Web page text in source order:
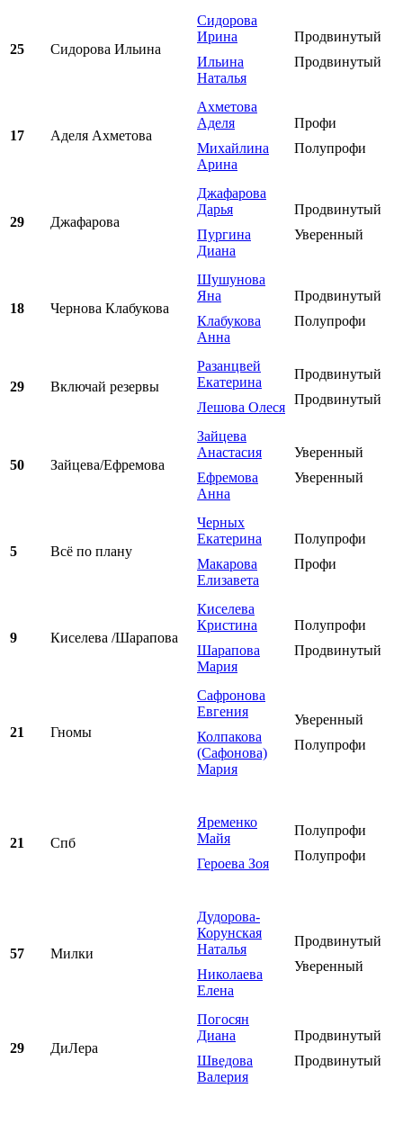
25 Сидорова Ильина
Сидорова
Ирина
Ильина
Наталья
Продвинутый
Продвинутый
17 Аделя Ахметова
Ахметова
Аделя
Михайлина
Арина
Профи
Полупрофи
29 Джафарова
Джафарова
Дарья
Пургина
Диана
Продвинутый
Уверенный
18 Чернова Клабукова
Шушунова
Яна
Клабукова
Анна
Продвинутый
Полупрофи
29 Включай резервы
Разанцвей
Екатерина
Лешова Олеся
Продвинутый
Продвинутый
50 Зайцева/Ефремова
Зайцева
Анастасия
Ефремова
Анна
Уверенный
Уверенный
5 Всё по плану
Черных
Екатерина
Макарова
Елизавета
Полупрофи
Профи
9 Киселева /Шарапова
Киселева
Кристина
Шарапова
Мария
Полупрофи
Продвинутый
21 Гномы
Сафронова
Евгения
Колпакова
(Сафонова)
Мария
Уверенный
Полупрофи
21 Спб
Яременко
Майя
Героева Зоя
Полупрофи
Полупрофи
57 Милки
Дудорова-
Корунская
Наталья
Николаева
Елена
Продвинутый
Уверенный
29 ДиЛера
Погосян
Диана
Шведова
Валерия
Продвинутый
Продвинутый